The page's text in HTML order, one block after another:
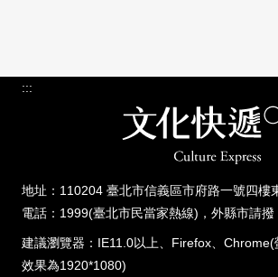
:::
地址：110204 臺北市信義區市府路一號四樓
電話：1999(臺北市民當家熱線)，外縣市請
建議瀏覽器：IE11.0以上、Firefox、
效果為1920*1080)